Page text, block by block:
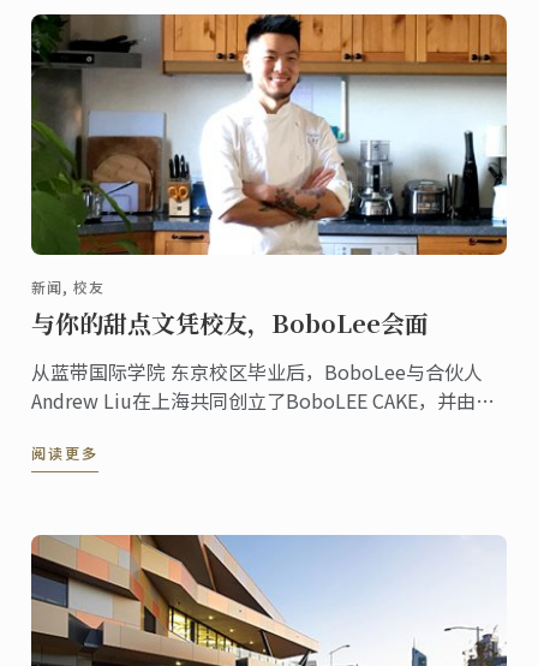
新闻, 校友
与你的甜点文凭校友，BoboLee会面
从蓝带国际学院 东京校区毕业后，BoboLee与合伙人
Andrew Liu在上海共同创立了BoboLEE CAKE，并由其
阅读更多